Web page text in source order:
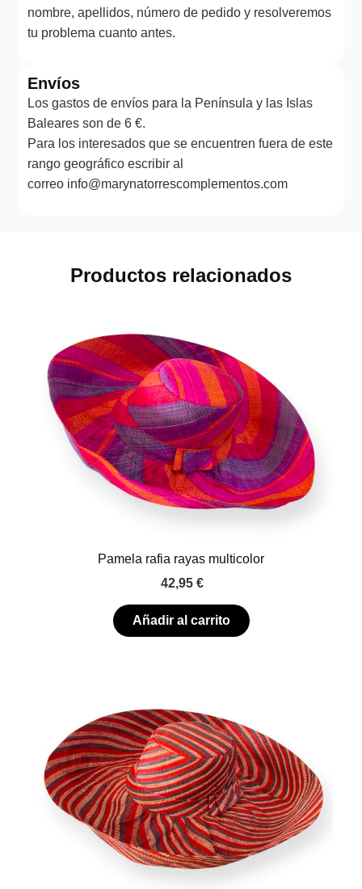
nombre, apellidos, número de pedido y resolveremos
tu problema cuanto antes.
Envíos
Los gastos de envíos para la Península y las Islas
Baleares son de 6 €.
Para los interesados que se encuentren fuera de este
rango geográfico escribir al
correo info@marynatorrescomplementos.com
Productos relacionados
Pamela rafia rayas multicolor
42,95 €
Añadir al carrito